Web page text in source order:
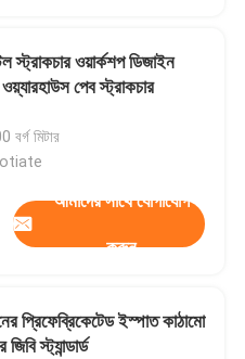
স্ট্রাকচার ওয়ার্কশপ ডিজাইন
পেব স্ট্রাকচার
মিটার
আমাদের সাথে যোগাযোগ
করুন
প্রিফেব্রিকেটেড ইস্পাত কাঠামো
জিবি স্ট্যান্ডার্ড